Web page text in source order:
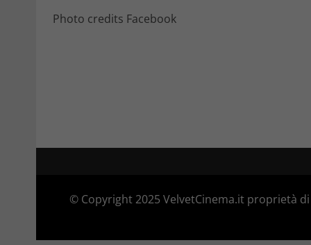
Photo credits Facebook
© Copyright 2025 VelvetCinema.it proprietà di